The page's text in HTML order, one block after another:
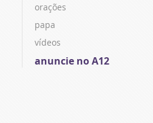
orações
papa
vídeos
anuncie no A12